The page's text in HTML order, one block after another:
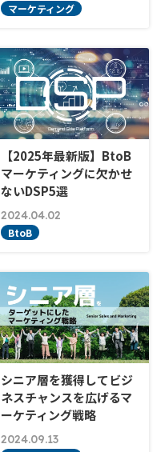
マーケティング
【2025年最新版】BtoB
マーケティングに欠かせ
ないDSP5選
2024.04.02
BtoB
シニア層を獲得してビジ
ネスチャンスを広げるマ
ーケティング戦略
2024.09.13